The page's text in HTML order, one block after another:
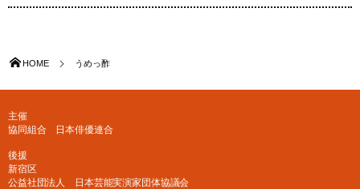
HOME うめっ酢
主催
協同組合 日本俳優連合
後援
新宿区
公益社団法人 日本芸能実演家団体協議会